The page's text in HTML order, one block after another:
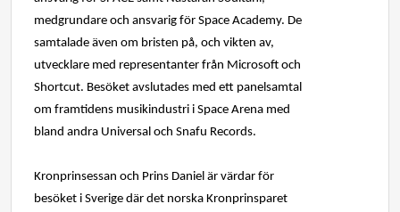
medgrundare och ansvarig för Space Academy. De
samtalade även om bristen på, och vikten av,
utvecklare med representanter från Microsoft och
Shortcut. Besöket avslutades med ett panelsamtal
om framtidens musikindustri i Space Arena med
bland andra Universal och Snafu Records.
Kronprinsessan och Prins Daniel är värdar för
besöket i Sverige där det norska Kronprinsparet